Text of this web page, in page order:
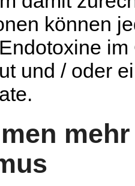
können
und / oder